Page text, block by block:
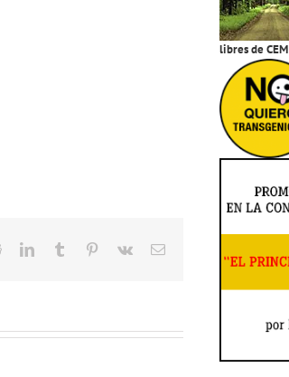
RedditLinkedInTumblr Pinterest
Vk
Correo
electrónico
libres de CEM